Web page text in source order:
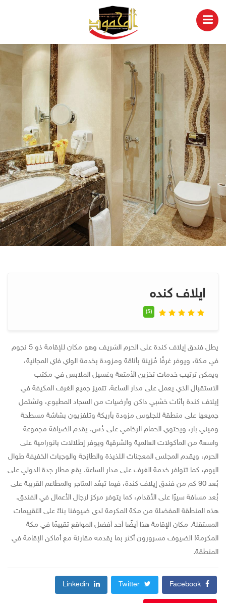
ايلاف كنده
(5)
يطل فندق إيلاف كندة على الحرم الشريف وهو مكان للإقامة ذو 5 نجوم
في مكة، ويوفر غرفًا مُزينة بأناقة ومزودة بخدمة الواي فاي المجانية،
ويمكن ترتيب خدمات تخزين الأمتعة وغسيل الملابس في مكتب
الاستقبال الذي يعمل على مدار الساعة. تتميز جميع الغرف المكيفة في
إيلاف كندة بأثاث خشبي داكن وأرضيات من السجاد المطبوع، وتشتمل
جميعها على منطقة للجلوس مزودة بأريكة وتلفزيون بشاشة مسطحة
وميني بار، ويحتوي الحمام الرخامي على دُش. يقدم الضيافة مجموعة
واسعة من المأكولات العالمية والشرقية ويوفر إطلالات بانورامية على
الحرم، ويقدم المجلس المعجنات اللذيذة والطازجة والوجبات الخفيفة طوال
اليوم، كما تتوافر خدمة الغرف على مدار الساعة. يقع مطار جدة الدولي على
بُعد 90 كم من فندق إيلاف كندة، فيما تبعُد المتاجر والمطاعم القريبة على
بُعد مسافة سيرًا على الأقدام، كما يتوفر مركز لرجال الأعمال في الفندق.
هذه المنطقة المفضلة من مكة المكرمة لدى ضيوفنا بناءً على التقييمات
المستقلة. مكان الإقامة هذا أيضًا أحد أفضل المواقع تقييمًا في مكة
المكرمة! الضيوف مسرورون أكثر بما يقدمه مقارنة مع أماكن الإقامة في
المنطقة.